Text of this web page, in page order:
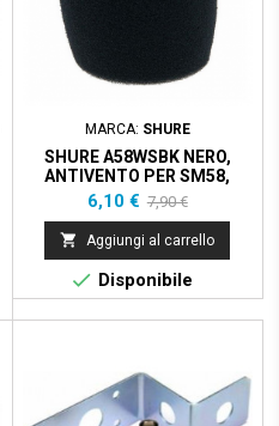
MARCA: SHURE
SHURE A58WSBK NERO,
ANTIVENTO PER SM58,
BETA 58A, SM48, PG48, PG
Prezzo
6,10 € Prezzo
base
7,90 €
 Aggiungi al carrello
 Disponibile